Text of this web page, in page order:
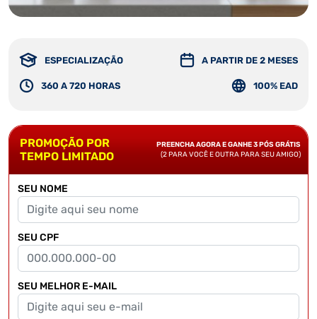
ESPECIALIZAÇÃO A PARTIR DE 2 MESES
360 A 720 HORAS 100% EAD
PROMOÇÃO POR
TEMPO LIMITADO
PREENCHA AGORA E GANHE 3 PÓS GRÁTIS
(2 PARA VOCÊ E OUTRA PARA SEU AMIGO)
SEU NOME
SEU CPF
SEU MELHOR E-MAIL